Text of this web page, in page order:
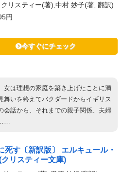
リスティー(著),中村 妙子(著, 翻訳)
円
今すぐにチェック
女は理想の家庭を築き上げたことに満
舞いを終えてバクダードからイギリス
会話から、それまでの親子関係、夫婦
死す〔新訳版〕 エルキュール・
リスティー文庫)